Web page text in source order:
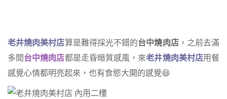
老井燒肉美村店算是難得採光不錯的台中燒肉店，之前去滿
多間台中燒肉店都是走昏暗質感風，來老井燒肉美村店用餐
感覺心情都明亮起來，也有食慾大開的感覺😆